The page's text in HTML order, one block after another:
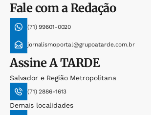
Fale com a Redação
(71) 99601-0020
jornalismoportal@grupoatarde.com.br
AssineA TARDE
Salvador e Região Metropolitana
(71) 2886-1613
Demais localidades